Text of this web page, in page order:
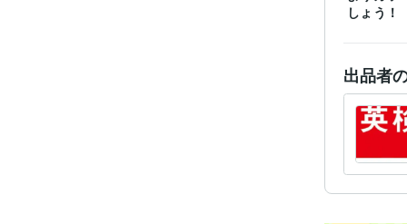
しょう！
出品者